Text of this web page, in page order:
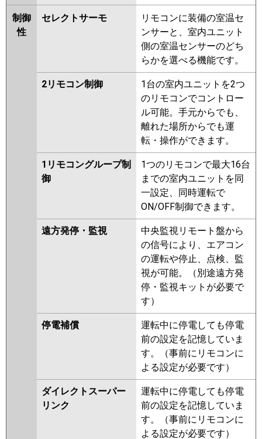
制御
性
セレクトサーモ
リモコンに装備の室温セ
ンサーと、室内ユニット
側の室温センサーのどち
らかを選べる機能です。
2リモコン制御
1台の室内ユニットを2つ
のリモコンでコントロー
ル可能。手元からでも、
離れた場所からでも運
転・操作ができます。
1リモコングループ制
御
1つのリモコンで最大16台
までの室内ユニットを同
一設定、同時運転で
ON/OFF制御できます。
遠方発停・監視
中央監視リモート盤から
の信号により、エアコン
の運転や停止、点検、監
視が可能。（別途遠方発
停・監視キットが必要で
す）
停電補償
運転中に停電しても停電
前の設定を記憶していま
す。（事前にリモコンに
よる設定が必要です）
ダイレクトスーパー
リンク
運転中に停電しても停電
前の設定を記憶していま
す。（事前にリモコンに
よる設定が必要です）